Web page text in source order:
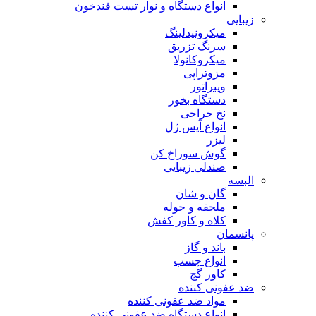
انواع دستگاه و نوار تست قندخون
زیبایی
میکرونیدلینگ
سرنگ تزریق
میکروکانولا
مزوتراپی
ویبراتور
دستگاه بخور
نخ جراحی
انواع آیس ژل
لیزر
گوش سوراخ کن
صندلی زیبایی
البسه
گان و شان
ملحفه و حوله
کلاه و کاور کفش
پانسمان
باند و گاز
انواع چسب
کاور گچ
ضد عفونی کننده
مواد ضد عفونی کننده